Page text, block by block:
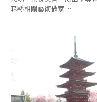
森縣相關藝術做家…